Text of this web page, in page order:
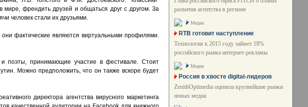
френдить друзей и общаться друг с другом. За
человек стали их друзьями.
они фактические являются виртуальными профилями.
и поэты, принимающие участие в фестивале. Стоит
Можно предположить, что он также вскоре будет
директора агентства вирусного маркетинга
развития агентства в регионе
Медиа
RTB готовит наступление
Технология к 2015 году займет 18%
российского рынка интернет-рекламы
Медиа
Россия в хвосте digital-лидеров
ZenithOptimedia оценила крупнейшие рынки
новых медиа